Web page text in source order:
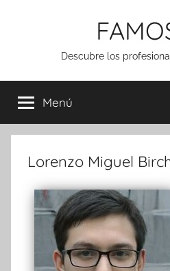
Descubre los
Menú
Lorenzo Miguel